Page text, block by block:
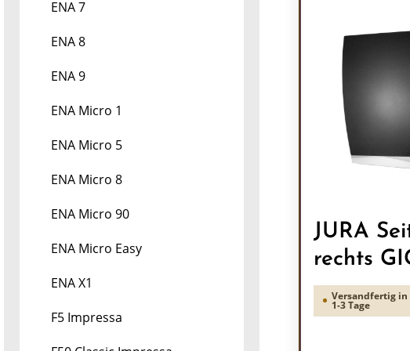
ENA 7
ENA 8
ENA 9
ENA Micro 1
ENA Micro 5
ENA Micro 8
ENA Micro 90
ENA Micro Easy
ENA X1
F5 Impressa
JURA
rechts
Versandfertig in
1-3 Tage